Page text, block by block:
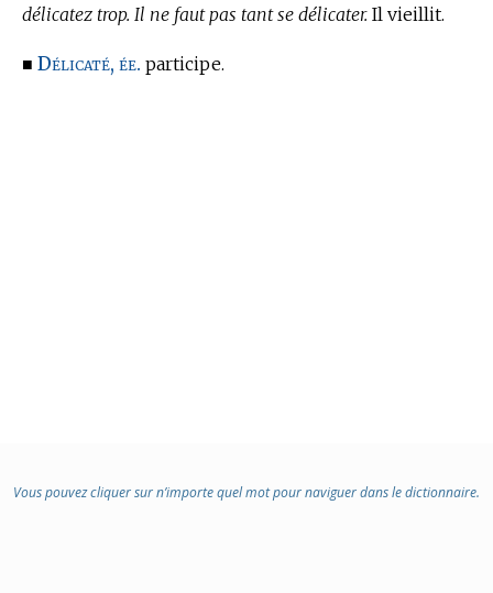
délicatez trop. Il ne faut pas tant se délicater. Il vieillit.
■ Délicaté, ée. participe.
Vous pouvez cliquer sur n’importe quel mot pour naviguer dans le dictionnaire.